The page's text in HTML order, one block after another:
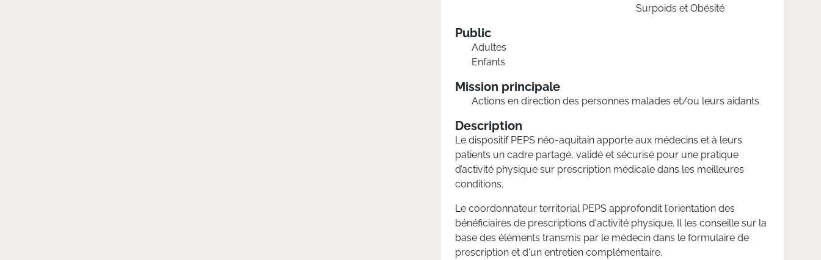
Surpoids et Obésité
Public
Adultes
Enfants
Mission principale
Actions en direction des personnes malades et/ou leurs aidants
Description
Le dispositif PEPS néo-aquitain apporte aux médecins et à leurs
patients un cadre partagé, validé et sécurisé pour une pratique
d’activité physique sur prescription médicale dans les meilleures
conditions.
Le coordonnateur territorial PEPS approfondit l'orientation des
bénéficiaires de prescriptions d'activité physique. Il les conseille sur la
base des éléments transmis par le médecin dans le formulaire de
prescription et d'un entretien complémentaire.